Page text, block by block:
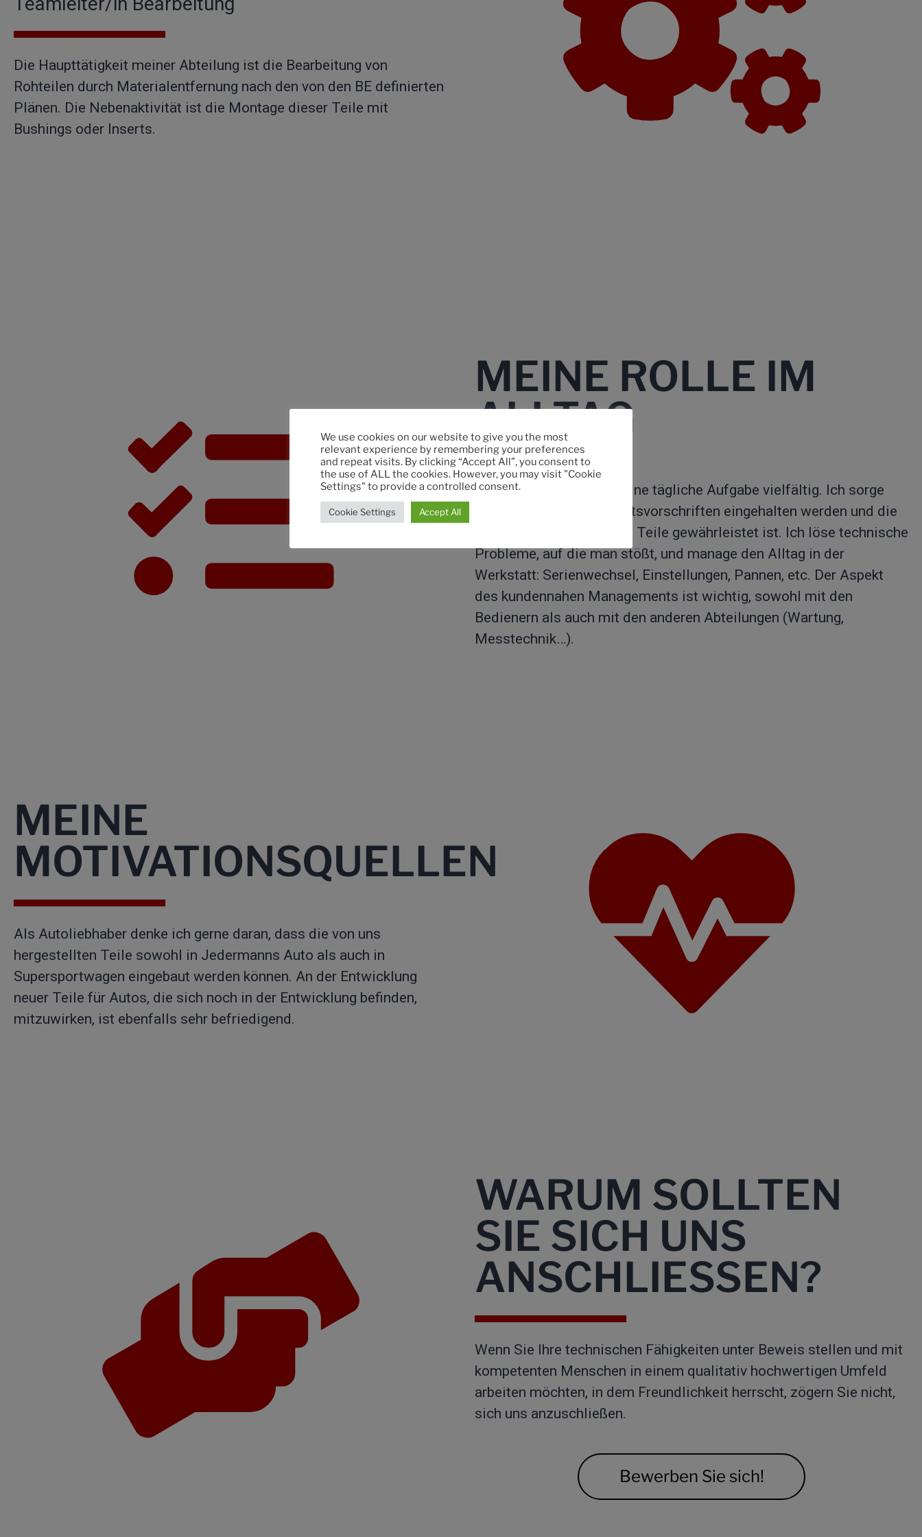
Die Haupttätigkeit meiner Abteilung ist die Bearbeitung von
Rohteilen durch Materialentfernung nach den von den BE definierten
Plänen. Die Nebenaktivität ist die Montage dieser Teile mit
Bushings oder Inserts.
MEINE ROLLE IM
ALLTAG
Als Teamleiter/in ist meine tägliche Aufgabe vielfältig. Ich sorge
dafür, dass die Sicherheitsvorschriften eingehalten werden und die
Qualität der produzierten Teile gewährleistet ist. Ich löse technische
Probleme, auf die man stößt, und manage den Alltag in der
Werkstatt: Serienwechsel, Einstellungen, Pannen, etc. Der Aspekt
des kundennahen Managements ist wichtig, sowohl mit den
Bedienern als auch mit den anderen Abteilungen (Wartung,
Messtechnik…).
MEINE
MOTIVATIONSQUELLEN
Als Autoliebhaber denke ich gerne daran, dass die von uns
hergestellten Teile sowohl in Jedermanns Auto als auch in
Supersportwagen eingebaut werden können. An der Entwicklung
neuer Teile für Autos, die sich noch in der Entwicklung befinden,
mitzuwirken, ist ebenfalls sehr befriedigend.
WARUM SOLLTEN
SIE SICH UNS
ANSCHLIESSEN?
Wenn Sie Ihre technischen Fähigkeiten unter Beweis stellen und mit
kompetenten Menschen in einem qualitativ hochwertigen Umfeld
arbeiten möchten, in dem Freundlichkeit herrscht, zögern Sie nicht,
sich uns anzuschließen.
Bewerben Sie sich!
We use cookies on our website to give you the most
relevant experience by remembering your preferences
and repeat visits. By clicking “Accept All”, you consent to
the use of ALL the cookies. However, you may visit "Cookie
Settings" to provide a controlled consent.
Cookie Settings Accept All